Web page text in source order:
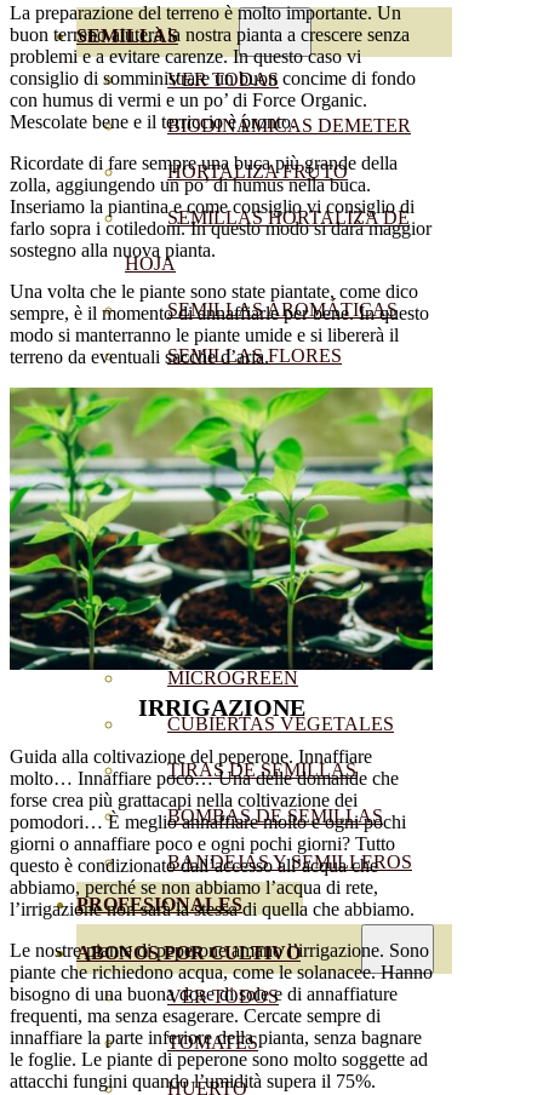
SEMILLAS
VER TODAS
BIODINÁMICAS DEMETER
HORTALIZA FRUTO
SEMILLAS HORTALIZA DE
HOJA
SEMILLAS AROMÁTICAS
SEMILLAS FLORES
SEMILLAS FLORES
COMESTIBLES
SEMILLAS TRADICIONALES
SEMILLAS BRASICAS
SEMILLAS RAÍZ
SEMILLAS LEGUMINOSAS
MICROGREEN
CUBIERTAS VEGETALES
TIRAS DE SEMILLAS
BOMBAS DE SEMILLAS
BANDEJAS Y SEMILLEROS
PROFESIONALES
ABONOS POR CULTIVO
VER TODOS
TOMATES
HUERTO
La preparazione del terreno è molto importante. Un
buon terreno aiuterà la nostra pianta a crescere senza
problemi e a evitare carenze. In questo caso vi
consiglio di somministrare un buon concime di fondo
con humus di vermi e un po’ di Force Organic.
Mescolate bene e il terriccio è pronto.
Ricordate di fare sempre una buca più grande della
zolla, aggiungendo un po’ di humus nella buca.
Inseriamo la piantina e come consiglio vi consiglio di
farlo sopra i cotiledoni. In questo modo si darà maggior
sostegno alla nuova pianta.
Una volta che le piante sono state piantate, come dico
sempre, è il momento di annaffiarle per bene. In questo
modo si manterranno le piante umide e si libererà il
terreno da eventuali sacche d’aria.
IRRIGAZIONE
Guida alla coltivazione del peperone. Innaffiare
molto… Innaffiare poco… Una delle domande che
forse crea più grattacapi nella coltivazione dei
pomodori… È meglio annaffiare molto e ogni pochi
giorni o annaffiare poco e ogni pochi giorni? Tutto
questo è condizionato dall’accesso all’acqua che
abbiamo, perché se non abbiamo l’acqua di rete,
l’irrigazione non sarà la stessa di quella che abbiamo.
Le nostre piante di peperone amano l’irrigazione. Sono
piante che richiedono acqua, come le solanacee. Hanno
bisogno di una buona dose di sole e di annaffiature
frequenti, ma senza esagerare. Cercate sempre di
innaffiare la parte inferiore della pianta, senza bagnare
le foglie. Le piante di peperone sono molto soggette ad
attacchi fungini quando l’umidità supera il 75%.